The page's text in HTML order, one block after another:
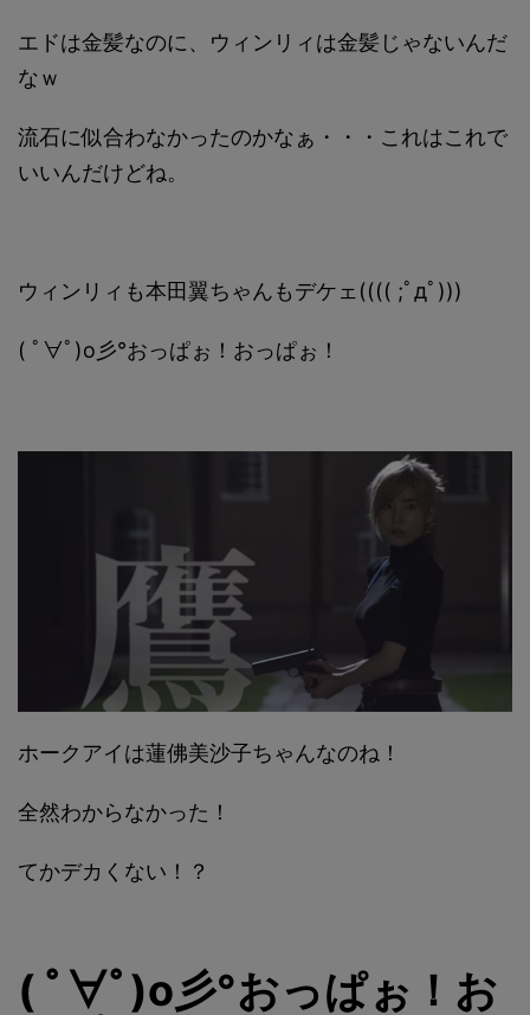
エドは金髪なのに、ウィンリィは金髪じゃないんだ
なｗ
流石に似合わなかったのかなぁ・・・これはこれで
いいんだけどね。
ウィンリィも本田翼ちゃんもデケェ(((( ;ﾟдﾟ)))
( ﾟ∀ﾟ)o彡°おっぱぉ！おっぱぉ！
ホークアイは蓮佛美沙子ちゃんなのね！
全然わからなかった！
てかデカくない！？
( ﾟ∀ﾟ)o彡°おっぱぉ！お